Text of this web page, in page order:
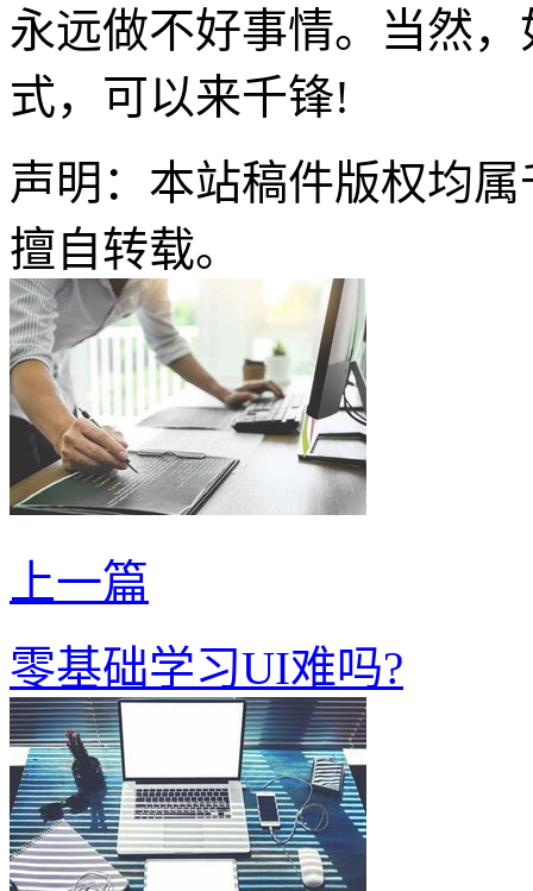
永远做不好事情。当然
式，可以来千锋!
声明：本站稿件版权均
擅自转载。
上一篇
零基础学习UI难吗?